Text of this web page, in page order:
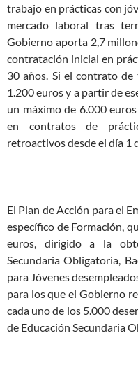
trabajo en prácticas con
mercado laboral tras
Gobierno aporta 2,7
contratación inicial en
30 años. Si el contrato de
1.200 euros y a partir de
un máximo de 6.000
en contratos de
retroactivos desde el día 1
El Plan de Acción para el
específico de Formación,
euros, dirigido a la
Secundaria Obligatoria,
para Jóvenes
para los que el Gobierno
cada uno de los 5.000
de Educación Secundaria